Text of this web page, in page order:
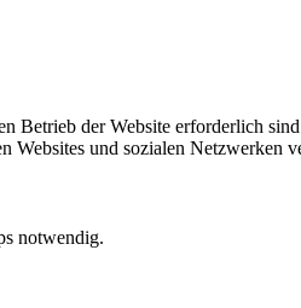
Betrieb der Website erforderlich
Websites und sozialen Netzwerken
notwendig.